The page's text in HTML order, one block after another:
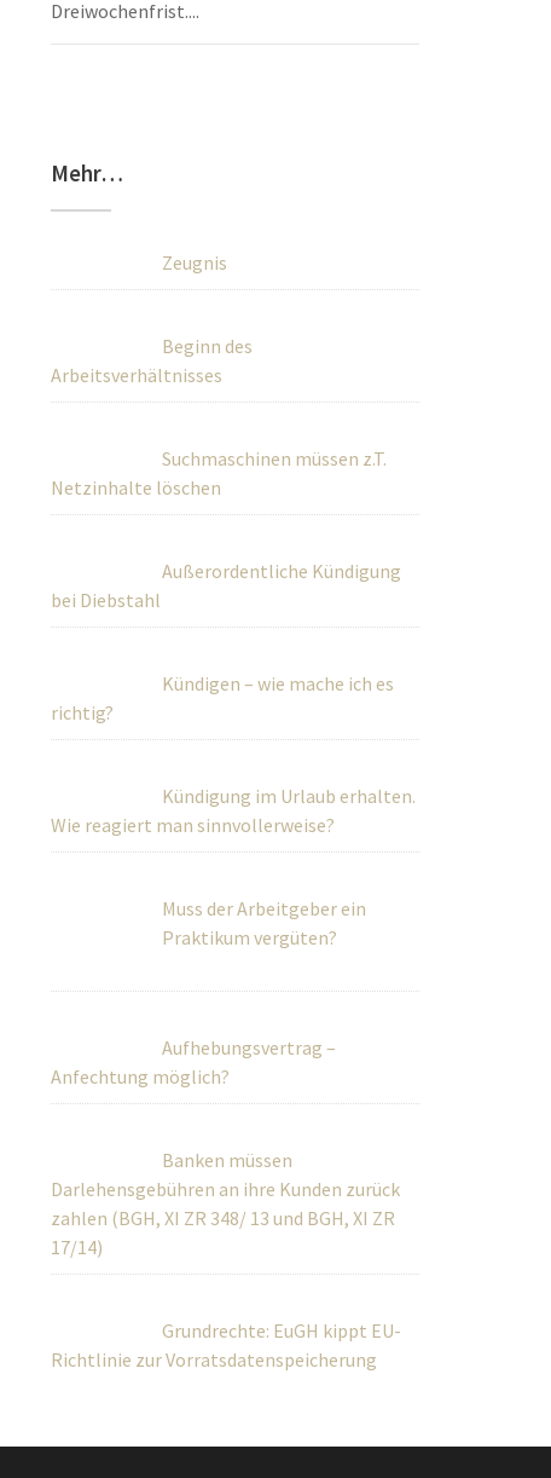
Dreiwochenfrist....
Mehr…
Zeugnis
Beginn des
Arbeitsverhältnisses
Suchmaschinen müssen z.T.
Netzinhalte löschen
Außerordentliche Kündigung
bei Diebstahl
Kündigen – wie mache ich es
richtig?
Kündigung im Urlaub erhalten.
Wie reagiert man sinnvollerweise?
Muss der Arbeitgeber ein
Praktikum vergüten?
Anfechtung möglich?
Darlehensgebühren an ihre Kunden zurück
zahlen (BGH, XI ZR 348/ 13 und BGH, XI ZR
17/14)
Richtlinie zur Vorratsdatenspeicherung